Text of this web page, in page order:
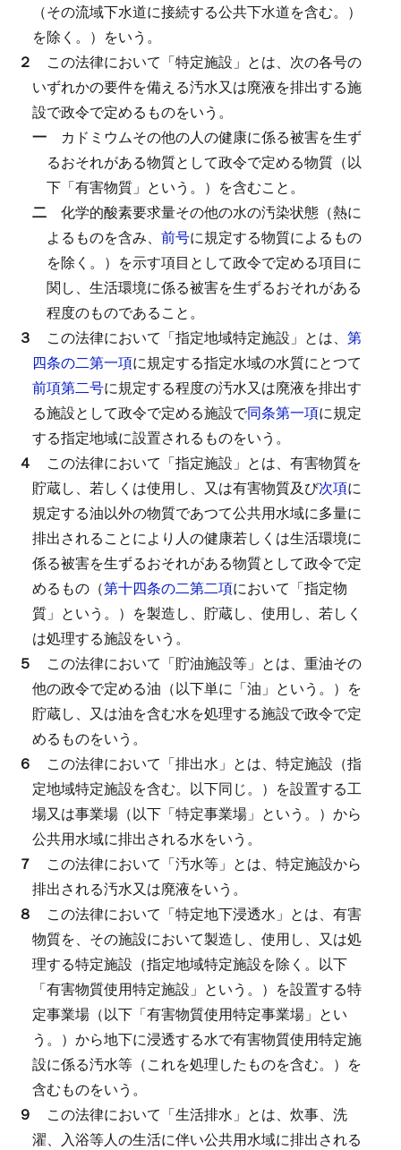
（その流域下水道に接続する公共下水道を含む。）
を除く。）をいう。
２ この法律において「特定施設」とは、次の各号の
いずれかの要件を備える汚水又は廃液を排出する施
設で政令で定めるものをいう。
一 カドミウムその他の人の健康に係る被害を生ず
るおそれがある物質として政令で定める物質（以
下「有害物質」という。）を含むこと。
二 化学的酸素要求量その他の水の汚染状態（熱に
よるものを含み、 前号に規定する物質によるもの
を除く。）を示す項目として政令で定める項目に
関し、生活環境に係る被害を生ずるおそれがある
程度のものであること。
３ この法律において「指定地域特定施設」とは、 第
四条の二第一項に規定する指定水域の水質にとつて
前項第二号に規定する程度の汚水又は廃液を排出す
る施設として政令で定める施設で同条第一項に規定
する指定地域に設置されるものをいう。
４ この法律において「指定施設」とは、有害物質を
貯蔵し、若しくは使用し、又は有害物質及び次項に
規定する油以外の物質であつて公共用水域に多量に
排出されることにより人の健康若しくは生活環境に
係る被害を生ずるおそれがある物質として政令で定
めるもの（第十四条の二第二項において「指定物
質」という。）を製造し、貯蔵し、使用し、若しく
は処理する施設をいう。
５ この法律において「貯油施設等」とは、重油その
他の政令で定める油（以下単に「油」という。）を
貯蔵し、又は油を含む水を処理する施設で政令で定
めるものをいう。
６ この法律において「排出水」とは、特定施設（指
定地域特定施設を含む。以下同じ。）を設置する工
場又は事業場（以下「特定事業場」という。）から
公共用水域に排出される水をいう。
７ この法律において「汚水等」とは、特定施設から
排出される汚水又は廃液をいう。
８ この法律において「特定地下浸透水」とは、有害
物質を、その施設において製造し、使用し、又は処
理する特定施設（指定地域特定施設を除く。以下
「有害物質使用特定施設」という。）を設置する特
定事業場（以下「有害物質使用特定事業場」とい
う。）から地下に浸透する水で有害物質使用特定施
設に係る汚水等（これを処理したものを含む。）を
含むものをいう。
９ この法律において「生活排水」とは、炊事、洗
濯、入浴等人の生活に伴い公共用水域に排出される